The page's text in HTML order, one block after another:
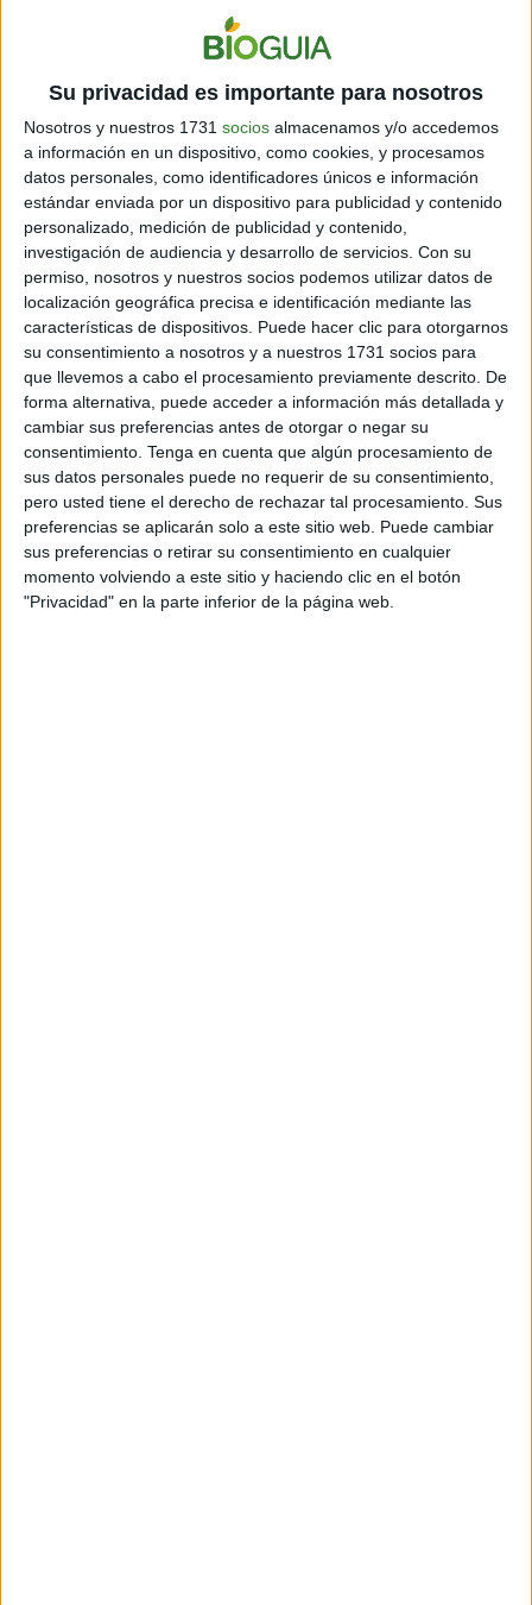
Su privacidad es importante para nosotros
Nosotros y nuestros 1731 socios almacenamos y/o accedemos
a información en un dispositivo, como cookies, y procesamos
datos personales, como identificadores únicos e información
estándar enviada por un dispositivo para publicidad y contenido
personalizado, medición de publicidad y contenido,
investigación de audiencia y desarrollo de servicios. Con su
permiso, nosotros y nuestros socios podemos utilizar datos de
localización geográfica precisa e identificación mediante las
características de dispositivos. Puede hacer clic para otorgarnos
su consentimiento a nosotros y a nuestros 1731 socios para
que llevemos a cabo el procesamiento previamente descrito. De
forma alternativa, puede acceder a información más detallada y
cambiar sus preferencias antes de otorgar o negar su
consentimiento. Tenga en cuenta que algún procesamiento de
sus datos personales puede no requerir de su consentimiento,
pero usted tiene el derecho de rechazar tal procesamiento. Sus
preferencias se aplicarán solo a este sitio web. Puede cambiar
sus preferencias o retirar su consentimiento en cualquier
momento volviendo a este sitio y haciendo clic en el botón
"Privacidad" en la parte inferior de la página web.